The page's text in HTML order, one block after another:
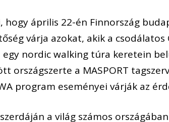
hogy április 22-én Finnország
várja azokat, akik a
egy nordic walking túra keretein
országszerte a MASPORT
program eseményei várják az
a világ számos